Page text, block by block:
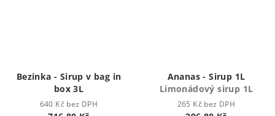
Bezinka - Sirup v bag in
box 3L
640 Kč bez DPH
Ananas - Sirup 1L
Limonádový sirup 1L
265 Kč bez DPH